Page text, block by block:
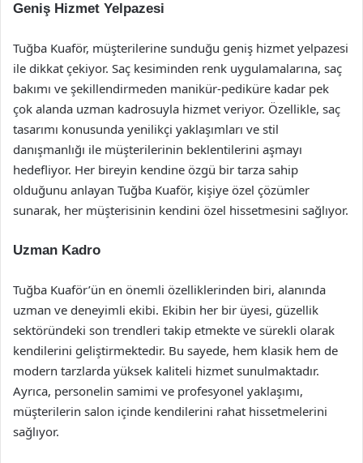
Geniş Hizmet Yelpazesi
Tuğba Kuaför, müşterilerine sunduğu geniş hizmet yelpazesi
ile dikkat çekiyor. Saç kesiminden renk uygulamalarına, saç
bakımı ve şekillendirmeden manikür-pediküre kadar pek
çok alanda uzman kadrosuyla hizmet veriyor. Özellikle, saç
tasarımı konusunda yenilikçi yaklaşımları ve stil
danışmanlığı ile müşterilerinin beklentilerini aşmayı
hedefliyor. Her bireyin kendine özgü bir tarza sahip
olduğunu anlayan Tuğba Kuaför, kişiye özel çözümler
sunarak, her müşterisinin kendini özel hissetmesini sağlıyor.
Uzman Kadro
Tuğba Kuaför’ün en önemli özelliklerinden biri, alanında
uzman ve deneyimli ekibi. Ekibin her bir üyesi, güzellik
sektöründeki son trendleri takip etmekte ve sürekli olarak
kendilerini geliştirmektedir. Bu sayede, hem klasik hem de
modern tarzlarda yüksek kaliteli hizmet sunulmaktadır.
Ayrıca, personelin samimi ve profesyonel yaklaşımı,
müşterilerin salon içinde kendilerini rahat hissetmelerini
sağlıyor.